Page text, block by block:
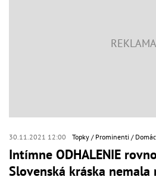
30.11.2021 12:00 Topky Prominenti
Intímne ODHALENIE
Slovenská kráska nemala